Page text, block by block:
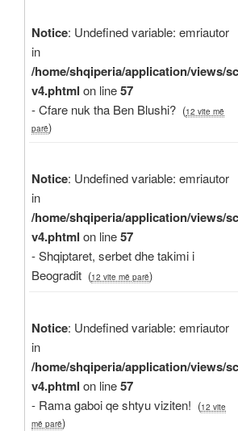
Notice: Undefined variable: emriautor
in
/home/shqiperia/application/views/
v4.phtml on line57
- Cfare nuk tha Ben Blushi? (12 vite më
parë)
Notice: Undefined variable: emriautor
in
/home/shqiperia/application/views/
v4.phtml on line57
- Shqiptaret, serbet dhe takimi i
Beogradit (12 vite më parë)
Notice: Undefined variable: emriautor
in
/home/shqiperia/application/views/
v4.phtml on line57
- Rama gaboi qe shtyu viziten! (12 vite
më parë)